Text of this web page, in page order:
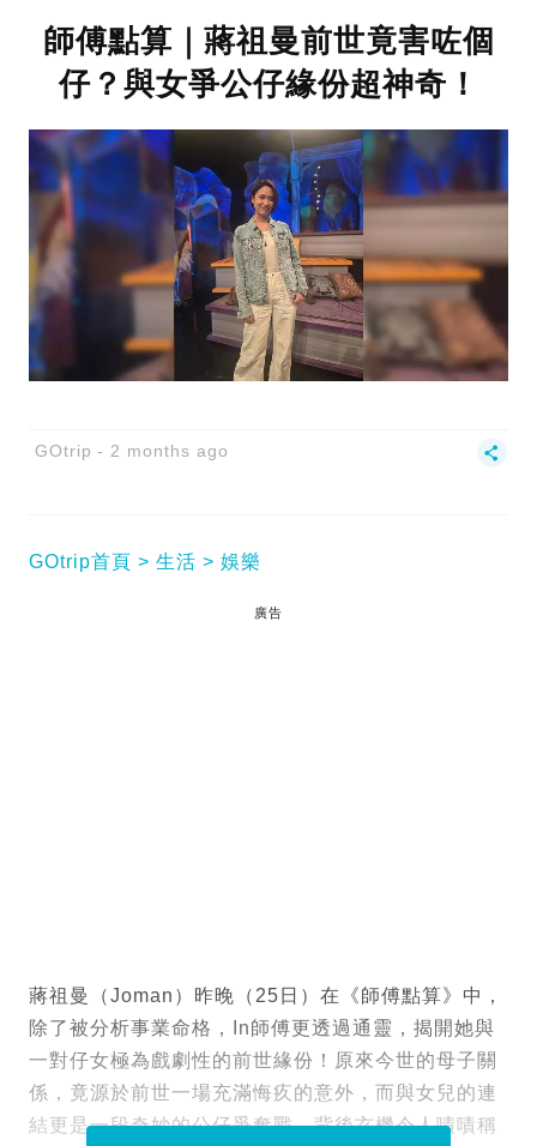
師傅點算｜蔣祖曼前世竟害咗個
仔？與女爭公仔緣份超神奇！
GOtrip 2 months ago
GOtrip首頁 生活 娛樂
廣告
蔣祖曼（Joman）昨晚（25日）在《師傅點算》中，
除了被分析事業命格，In師傅更透過通靈，揭開她與
一對仔女極為戲劇性的前世緣份！原來今世的母子關
係，竟源於前世一場充滿悔疚的意外，而與女兒的連
結更是一段奇妙的公仔爭奪戰，背後玄機令人嘖嘖稱